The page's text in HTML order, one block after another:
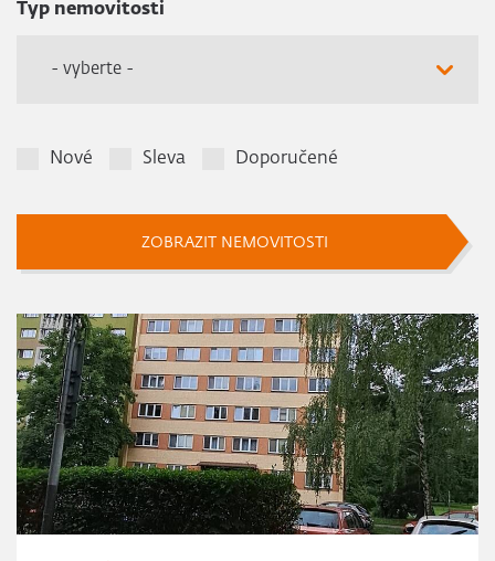
Typ nemovitosti
- vyberte -
Nové Sleva Doporučené
ZOBRAZIT NEMOVITOSTI